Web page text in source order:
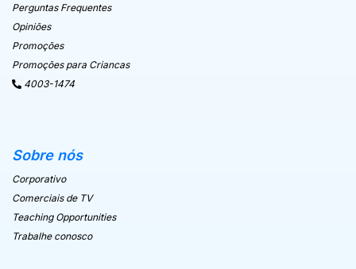
Perguntas Frequentes
Opiniões
Promoções
Promoções para Criancas
4003-1474
Sobre nós
Corporativo
Comerciais de TV
Teaching Opportunities
Trabalhe conosco